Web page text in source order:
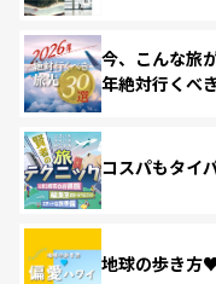
今、こんな旅
年絶対行くべ
コスパもタイ
地球の歩き方